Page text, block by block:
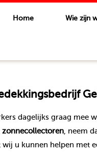
Home Wie zijn
dagelijks graag mee
zonnecollectoren, neem
u kunnen helpen met